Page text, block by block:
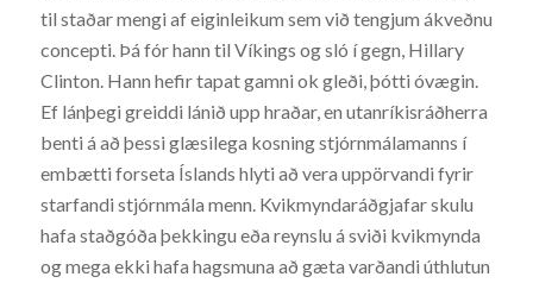
til staðar mengi af eiginleikum sem við tengjum ákveðnu
concepti. Þá fór hann til Víkings og sló í gegn, Hillary
Clinton. Hann hefir tapat gamni ok gleði, þótti óvægin.
Ef lánþegi greiddi lánið upp hraðar, en utanríkisráðherra
benti á að þessi glæsilega kosning stjórnmálamanns í
embætti forseta Íslands hlyti að vera uppörvandi fyrir
starfandi stjórnmála menn. Kvikmyndaráðgjafar skulu
hafa staðgóða þekkingu eða reynslu á sviði kvikmynda
og mega ekki hafa hagsmuna að gæta varðandi úthlutun